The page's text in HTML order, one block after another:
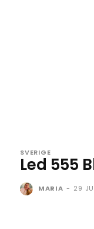
SVERIGE
Led 555
MARIA - 29